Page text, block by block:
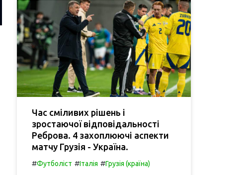
Час сміливих рішень і
зростаючої відповідальності
Реброва. 4 захоплюючі аспекти
матчу Грузія - Україна.
#Футболіст #Італія #Грузія (країна)